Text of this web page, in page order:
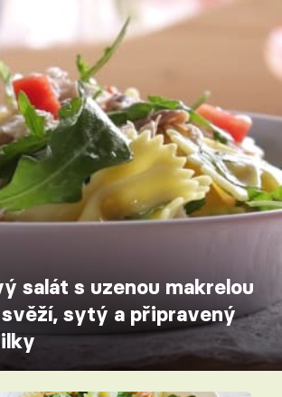
salát s uzenou makrelou
sytý a připravený